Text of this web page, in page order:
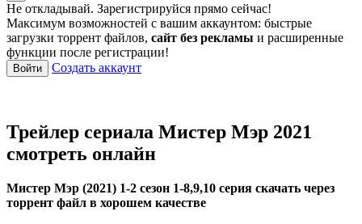
Не откладывай. Зарегистрируйся прямо сейчас!
Максимум возможностей с вашим аккаунтом: быстрые
загрузки торрент файлов, сайт без рекламы и расширенные
функции после регистрации!
Войти Создать аккаунт
Трейлер сериала Мистер Мэр 2021
смотреть онлайн
Мистер Мэр (2021) 1-2 сезон 1-8,9,10 серия скачать через
торрент файл в хорошем качестве